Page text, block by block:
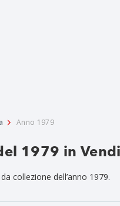
Anno 1979
1979 in
collezione dell’anno 1979.